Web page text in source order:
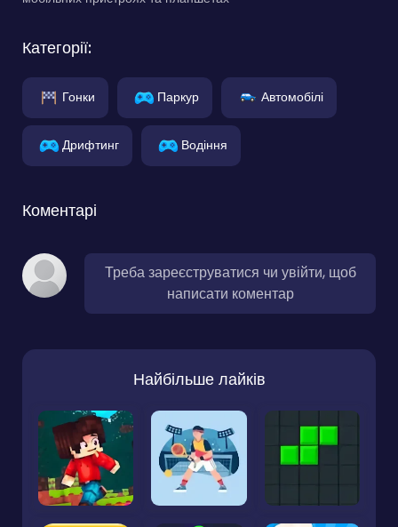
Категорії:
Гонки Паркур Автомобілі
Дрифтинг Водіння
Коментарі
Треба зареєструватися чи увійти, щоб
написати коментар
Найбільше лайків